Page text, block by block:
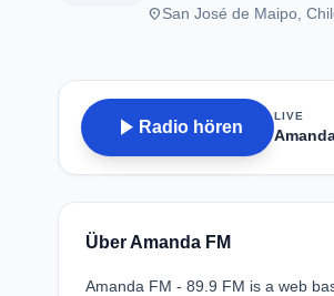
placeSan José de Maipo,
play_arrow Radio hören
LIVE
Über Amanda FM
Amanda FM - 89.9 FM is a web